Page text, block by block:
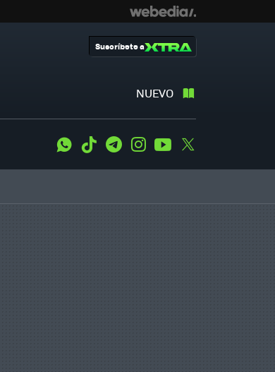
NUEVO
Suscríbete a
WhatsApp
Tiktok TelegramInstagramYoutube